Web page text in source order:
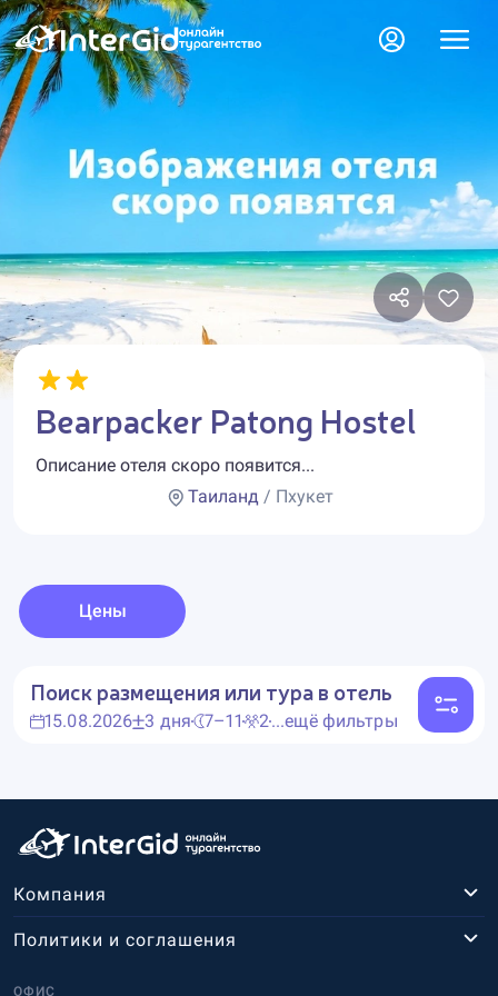
Bearpacker Patong Hostel
Описание отеля скоро появится...
Таиланд / Пхукет
Цены
Поиск размещения или тура в отель
15.08.2026 3 дня 7–11 2...ещё фильтры
Компания
ОФИС
Политики и соглашения